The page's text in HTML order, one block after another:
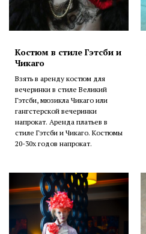
Костюм в стиле Гэтсби и
Чикаго
Взять в аренду костюм для
вечеринки в стиле Великий
Гэтсби, мюзикла Чикаго или
гангстерской вечеринки
напрокат. Аренда платьев в
стиле Гэтсби и Чикаго. Костюмы
20-30х годов напрокат.